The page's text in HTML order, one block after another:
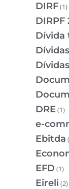
DIRF(1)
DIRPF
Dívida
Dívidas
DRE(1)
e-
Ebitda
EFD (1)
Eireli (2)